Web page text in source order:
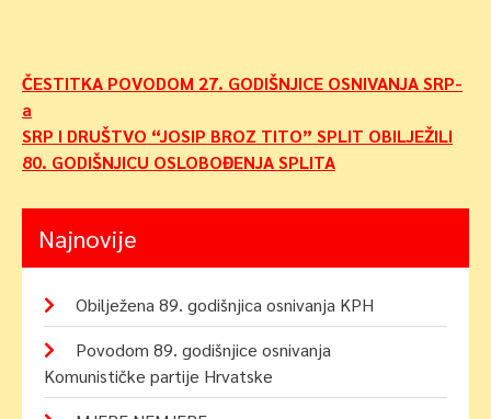
Navigacija
objava
ČESTITKA POVODOM 27. GODIŠNJICE OSNIVANJA SRP-
a
SRP I DRUŠTVO “JOSIP BROZ TITO” SPLIT OBILJEŽILI
80. GODIŠNJICU OSLOBOĐENJA SPLITA
Najnovije
Obilježena 89. godišnjica osnivanja KPH
Povodom 89. godišnjice osnivanja
Komunističke partije Hrvatske